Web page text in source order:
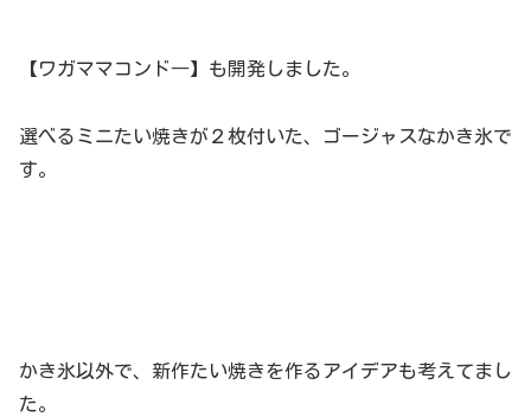
【ワガママコンド―】も開発しました。
選べるミニたい焼きが２枚付いた、ゴージャスなかき氷で
す。
かき氷以外で、新作たい焼きを作るアイデアも考えてまし
た。